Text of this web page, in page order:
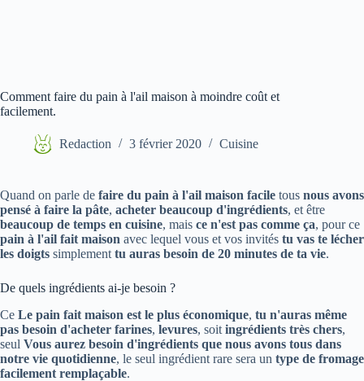
Comment faire du pain à l'ail maison à moindre coût et
facilement.
Redaction 3 février 2020 Cuisine
Quand on parle de faire du pain à l'ail maison facile tous nous avons
pensé à faire la pâte, acheter beaucoup d'ingrédients, et être
beaucoup de temps en cuisine, mais ce n'est pas comme ça, pour ce
pain à l'ail fait maison avec lequel vous et vos invités tu vas te lécher
les doigts simplement tu auras besoin de 20 minutes de ta vie.
De quels ingrédients ai-je besoin ?
Ce Le pain fait maison est le plus économique, tu n'auras même
pas besoin d'acheter farines, levures, soit ingrédients très chers,
seul Vous aurez besoin d'ingrédients que nous avons tous dans
notre vie quotidienne, le seul ingrédient rare sera un type de fromage
facilement remplaçable.